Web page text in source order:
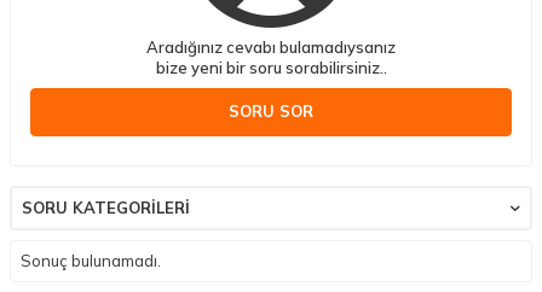
Aradığınız cevabı bulamadıysanız
bize yeni bir soru sorabilirsiniz..
SORU SOR
SORU KATEGORILERI
Sonuç bulunamadı.